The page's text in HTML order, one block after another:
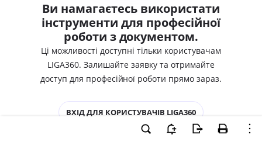
Ви намагаєтесь використати
інструменти для професійної
роботи з документом.
Ці можливості доступні тільки користувачам
LIGA360. Залишайте заявку та отримайте
доступ для професійної роботи прямо зараз.
ВХІД ДЛЯ КОРИСТУВАЧІВ LIGA360
ХОЧУ СПРОБУВАТИ LIGA360 - ОТРИМАТИ